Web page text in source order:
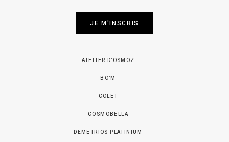
JE M'INSCRIS
ATELIER D’OSMOZ
BO’M
COLET
COSMOBELLA
DEMETRIOS PLATINIUM